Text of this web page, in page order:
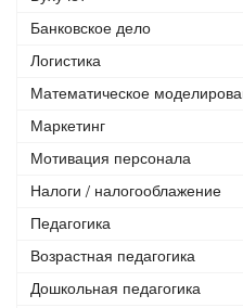
Банковское дело
Логистика
Математическое
Маркетинг
Мотивация персонала
Налоги / налогооблажение
Педагогика
Возрастная педагогика
Дошкольная педагогика